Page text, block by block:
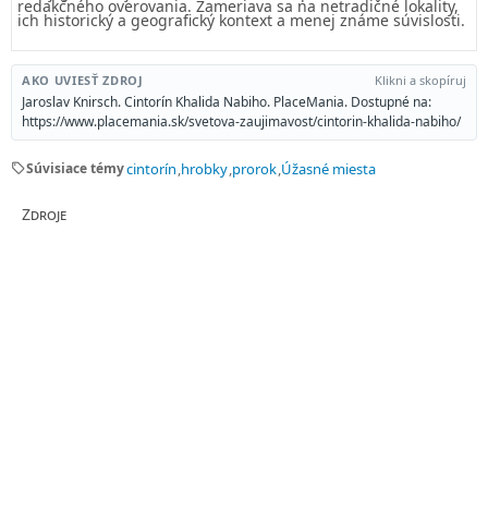
redakčného overovania. Zameriava sa na netradičné lokality,
ich historický a geografický kontext a menej známe súvislosti.
AKO UVIESŤ ZDROJ Klikni a skopíruj
Jaroslav Knirsch. Cintorín Khalida Nabiho. PlaceMania. Dostupné na:
https://www.placemania.sk/svetova-zaujimavost/cintorin-khalida-nabiho/
sellSúvisiace témycintorín hrobky prorok Úžasné miesta
Zdroje